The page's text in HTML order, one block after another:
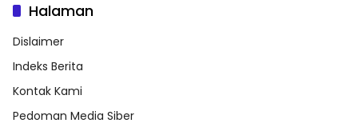
Halaman
Dislaimer
Indeks Berita
Kontak Kami
Pedoman Media Siber